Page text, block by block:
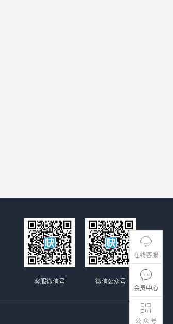
在线客服
会员中心
公 众 号
微信公众号
客服微信号